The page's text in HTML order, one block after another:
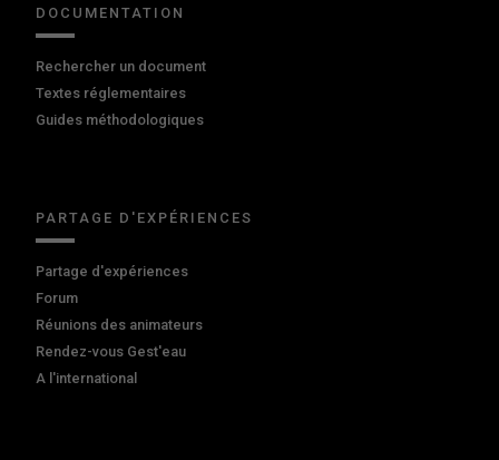
DOCUMENTATION
Rechercher un document
Textes réglementaires
Guides méthodologiques
PARTAGE D'EXPÉRIENCES
Partage d'expériences
Forum
Réunions des animateurs
Rendez-vous Gest'eau
A l'international